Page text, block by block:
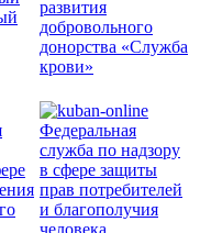
развития
добровольного
донорства «Служба
крови»
Федеральная
служба по надзору
в сфере защиты
прав потребителей
и благополучия
человека